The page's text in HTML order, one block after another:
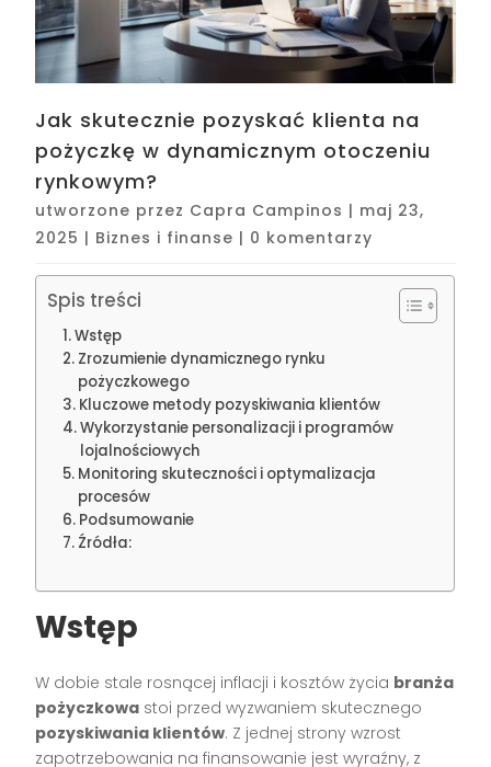
Jak skutecznie pozyskać klienta na
pożyczkę w dynamicznym otoczeniu
rynkowym?
utworzone przez Capra Campinos | maj 23,
2025 | Biznes i finanse | 0 komentarzy
Spis treści
Wstęp
Zrozumienie dynamicznego rynku
pożyczkowego
Kluczowe metody pozyskiwania klientów
Wykorzystanie personalizacji i programów
lojalnościowych
Monitoring skuteczności i optymalizacja
procesów
Podsumowanie
Źródła:
Wstęp
W dobie stale rosnącej inflacji i kosztów życia branża
pożyczkowa stoi przed wyzwaniem skutecznego
pozyskiwania klientów. Z jednej strony wzrost
zapotrzebowania na finansowanie jest wyraźny, z